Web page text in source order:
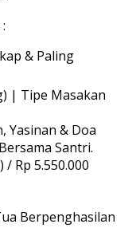
& Paling
| Tipe Masakan
Yasinan & Doa
Santri.
/ Rp 5.550.000
Berpenghasilan